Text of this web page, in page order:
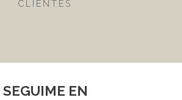
CLIENTES
SEGUIME EN